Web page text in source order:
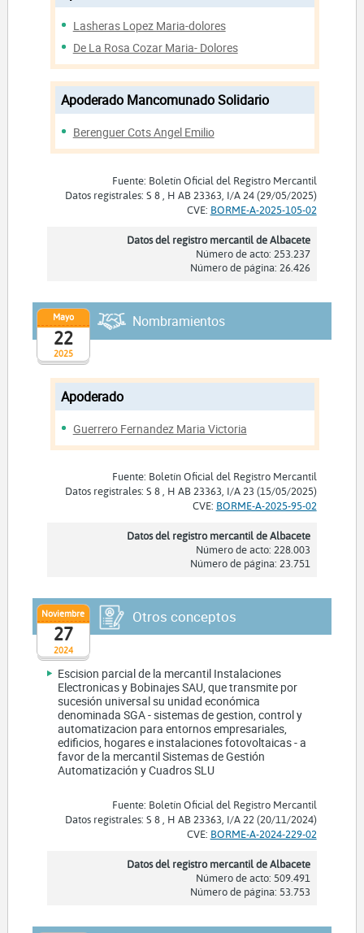
Lasheras Lopez Maria-dolores
De La Rosa Cozar Maria- Dolores
Apoderado Mancomunado Solidario
Berenguer Cots Angel Emilio
Fuente: Boletín Oficial del Registro Mercantil
Datos registrales: S 8 , H AB 23363, I/A 24 (29/05/2025)
CVE: BORME-A-2025-105-02
Datos del registro mercantil de Albacete
Número de acto: 253.237
Número de página: 26.426
2025
Mayo
22
Nombramientos
Apoderado
Guerrero Fernandez Maria Victoria
Fuente: Boletín Oficial del Registro Mercantil
Datos registrales: S 8 , H AB 23363, I/A 23 (15/05/2025)
CVE: BORME-A-2025-95-02
Datos del registro mercantil de Albacete
Número de acto: 228.003
Número de página: 23.751
2024
Noviembre
27
Otros conceptos
Escision parcial de la mercantil Instalaciones
Electronicas y Bobinajes SAU, que transmite por
sucesión universal su unidad económica
denominada SGA - sistemas de gestion, control y
automatizacion para entornos empresariales,
edificios, hogares e instalaciones fotovoltaicas - a
favor de la mercantil Sistemas de Gestión
Automatización y Cuadros SLU
Fuente: Boletín Oficial del Registro Mercantil
Datos registrales: S 8 , H AB 23363, I/A 22 (20/11/2024)
CVE: BORME-A-2024-229-02
Datos del registro mercantil de Albacete
Número de acto: 509.491
Número de página: 53.753